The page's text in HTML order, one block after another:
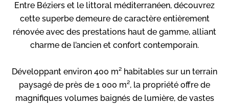
Entre Béziers et le littoral méditerranéen, découvrez
cette superbe demeure de caractère entièrement
rénovée avec des prestations haut de gamme, alliant
charme de l’ancien et confort contemporain.
Développant environ 400 m² habitables sur un terrain
paysagé de près de 1 000 m², la propriété offre de
magnifiques volumes baignés de lumière, de vastes